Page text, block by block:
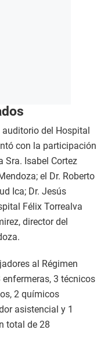
del Hospital
con la participación
Sra. Isabel Cortez
el Dr. Roberto
Ica; Dr. Jesús
Félix Torrealva
director del
al Régimen
3 técnicos
2 químicos
asistencial y 1
total de 28